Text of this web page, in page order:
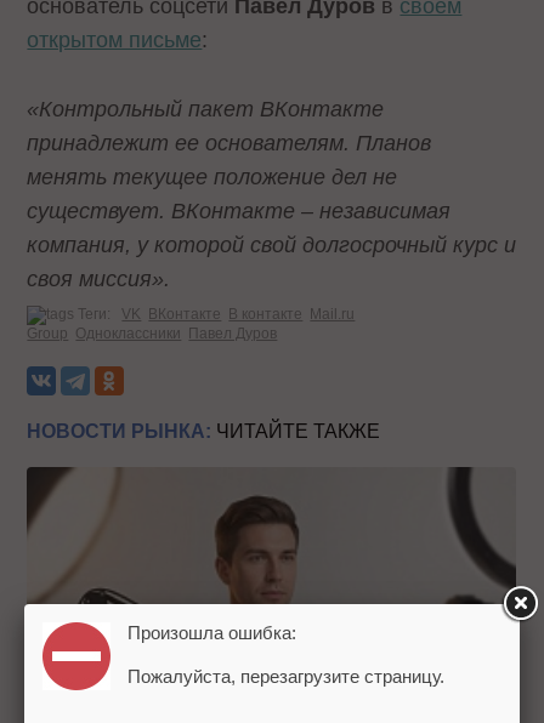
основатель соцсети Павел Дуров в своем
открытом письме:
«Контрольный пакет ВКонтакте
принадлежит ее основателям. Планов
менять текущее положение дел не
существует. ВКонтакте – независимая
компания, у которой свой долгосрочный курс и
своя миссия».
Теги: VK ВКонтакте В контакте
Mail.ru
Group Одноклассники Павел Дуров
НОВОСТИ РЫНКА: ЧИТАЙТЕ ТАКЖЕ
Произошла ошибка:
Пожалуйста, перезагрузите страницу.